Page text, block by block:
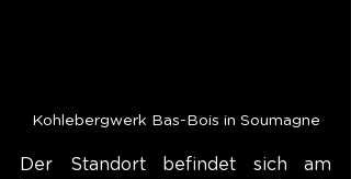
Kohlebergwerk Bas-Bois in Soumagne
Der Standort befindet sich am